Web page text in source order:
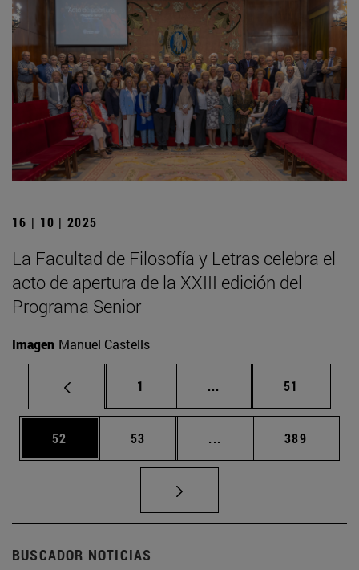
16 | 10 | 2025
La Facultad de Filosofía y Letras celebra el
acto de apertura de la XXIII edición del
Programa Senior
Imagen Manuel Castells
Página
1 ... Páginas intermedias
Página
51
Página
52 Página
53 ... Páginas intermedias
Página
389
BUSCADOR NOTICIAS